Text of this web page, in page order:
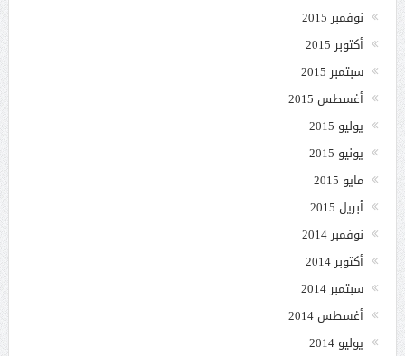
نوفمبر 2015
أكتوبر 2015
سبتمبر 2015
أغسطس 2015
يوليو 2015
يونيو 2015
مايو 2015
أبريل 2015
نوفمبر 2014
أكتوبر 2014
سبتمبر 2014
أغسطس 2014
يوليو 2014